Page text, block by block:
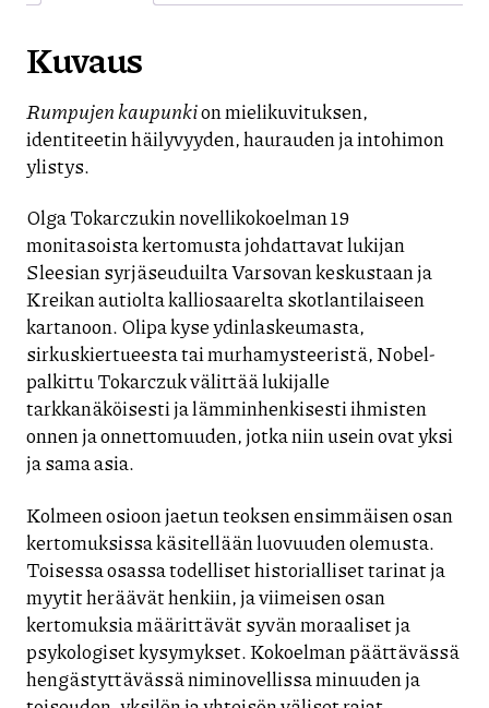
Kuvaus
Rumpujen kaupunkion mielikuvituksen,
identiteetin häilyvyyden, haurauden ja intohimon
ylistys.
Olga Tokarczukin novellikokoelman 19
monitasoista kertomusta johdattavat lukijan
Sleesian syrjäseuduilta Varsovan keskustaan ja
Kreikan autiolta kalliosaarelta skotlantilaiseen
kartanoon. Olipa kyse ydinlaskeumasta,
sirkuskiertueesta tai murhamysteeristä, Nobel-
palkittu Tokarczuk välittää lukijalle
tarkkanäköisesti ja lämminhenkisesti ihmisten
onnen ja onnettomuuden, jotka niin usein ovat yksi
ja sama asia.
Kolmeen osioon jaetun teoksen ensimmäisen osan
kertomuksissa käsitellään luovuuden olemusta.
Toisessa osassa todelliset historialliset tarinat ja
myytit heräävät henkiin, ja viimeisen osan
kertomuksia määrittävät syvän moraaliset ja
psykologiset kysymykset. Kokoelman päättävässä
hengästyttävässä niminovellissa minuuden ja